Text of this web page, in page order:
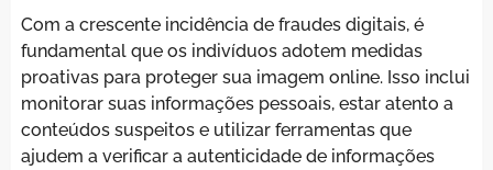
Com a crescente incidência de fraudes digitais, é
fundamental que os indivíduos adotem medidas
proativas para proteger sua imagem online. Isso inclui
monitorar suas informações pessoais, estar atento a
conteúdos suspeitos e utilizar ferramentas que
ajudem a verificar a autenticidade de informações